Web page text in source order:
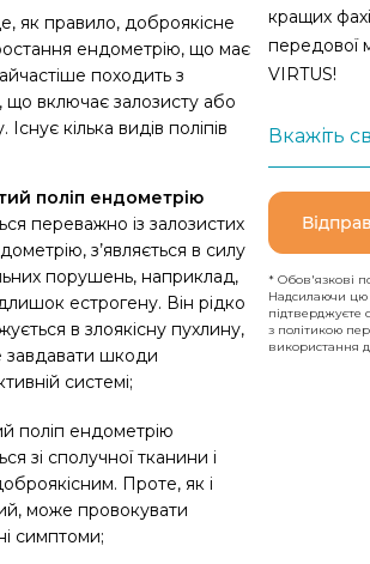
як правило, доброякісне
ендометрію, що має
походить з
що включає залозисту або
кілька видів поліпів
поліп ендометрію
переважно із залозистих
з’являється в силу
порушень, наприклад,
естрогену. Він рідко
в злоякісну пухлину,
завдавати шкоди
системі;
поліп ендометрію
зі сполучної тканини і
Проте, як і
може провокувати
симптоми;
кращих
передової
VIRTUS!
Вкажіть
* Обов'язкові
Надсилаючи
підтверджуєте
з політикою
використання